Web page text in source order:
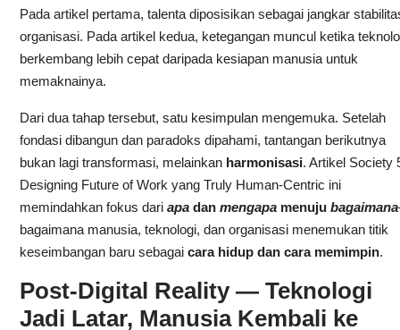
Pada artikel pertama, talenta diposisikan sebagai jangkar
organisasi. Pada artikel kedua, ketegangan muncul ketika
berkembang lebih cepat daripada kesiapan manusia untuk
memaknainya.
Dari dua tahap tersebut, satu kesimpulan mengemuka. Setelah
fondasi dibangun dan paradoks dipahami, tantangan berikutnya
bukan lagi transformasi, melainkan harmonisasi. Artikel Society
Designing Future of Work yang Truly Human-Centric ini
memindahkan fokus dari apadan mengapamenuju bagaimana
bagaimana manusia, teknologi, dan organisasi menemukan titik
keseimbangan baru sebagai cara hidup dan cara memimpin.
Post-Digital Reality — Teknologi
Jadi Latar, Manusia Kembali ke